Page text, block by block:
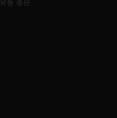
유통 총판